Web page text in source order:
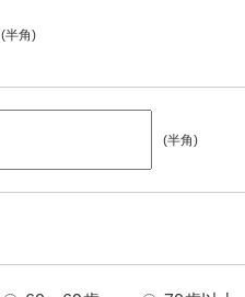
(半角)
(半角)